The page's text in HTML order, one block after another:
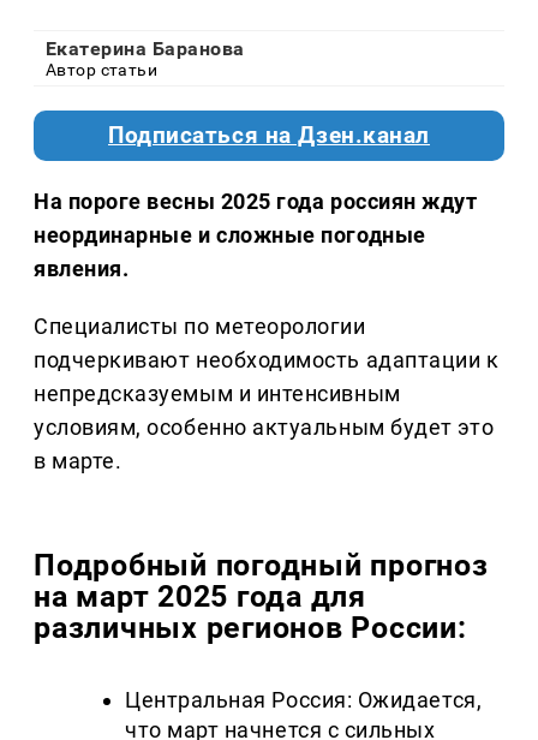
Екатерина Баранова
Автор статьи
Подписаться на Дзен.канал
На пороге весны 2025 года россиян ждут
неординарные и сложные погодные
явления.
Специалисты по метеорологии
подчеркивают необходимость адаптации к
непредсказуемым и интенсивным
условиям, особенно актуальным будет это
в марте.
Подробный погодный прогноз
на март 2025 года для
различных регионов России:
Центральная Россия: Ожидается,
что март начнется с сильных